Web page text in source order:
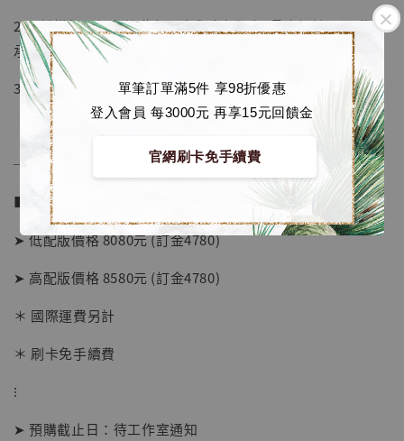
單筆訂單滿5件 享98折優惠
登入會員 每3000元 再享15元回饋金
官網刷卡免手續費
【店內現貨】海賊王 系列蒐藏雕像 布魯克達
NT$ 1,870
2.目前樣板是打印件階段，大貨會加通釘(貫穿鋼棒)不用擔心
承重問題
3.大貨會加個姐姐單獨擺放底座
──────────────
■ 販售資訊 (NT$)：
➤ 低配版價格 8080元 (訂金4780)
➤ 高配版價格 8580元 (訂金4780)
＊ 國際運費另計
＊ 刷卡免手續費
⁝
➤ 預購截止日：待工作室通知